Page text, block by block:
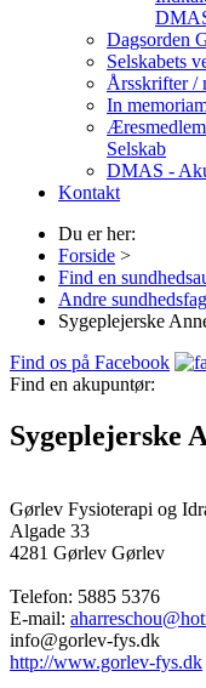
Dagsorden
Selskabets
Årsskrifter /
In
Selskab
DMAS -
Kontakt
Du er her:
Forside >
Find en
Andre
Sygeplejerske
Find os på Facebook
Find en akupuntør:
Sygeplejerske
Gørlev Fysioterapi og
Algade 33
4281 Gørlev Gørlev
Telefon: 5885 5376
E-mail:
info@gorlev-fys.dk
http://www.gorlev-fys.dk